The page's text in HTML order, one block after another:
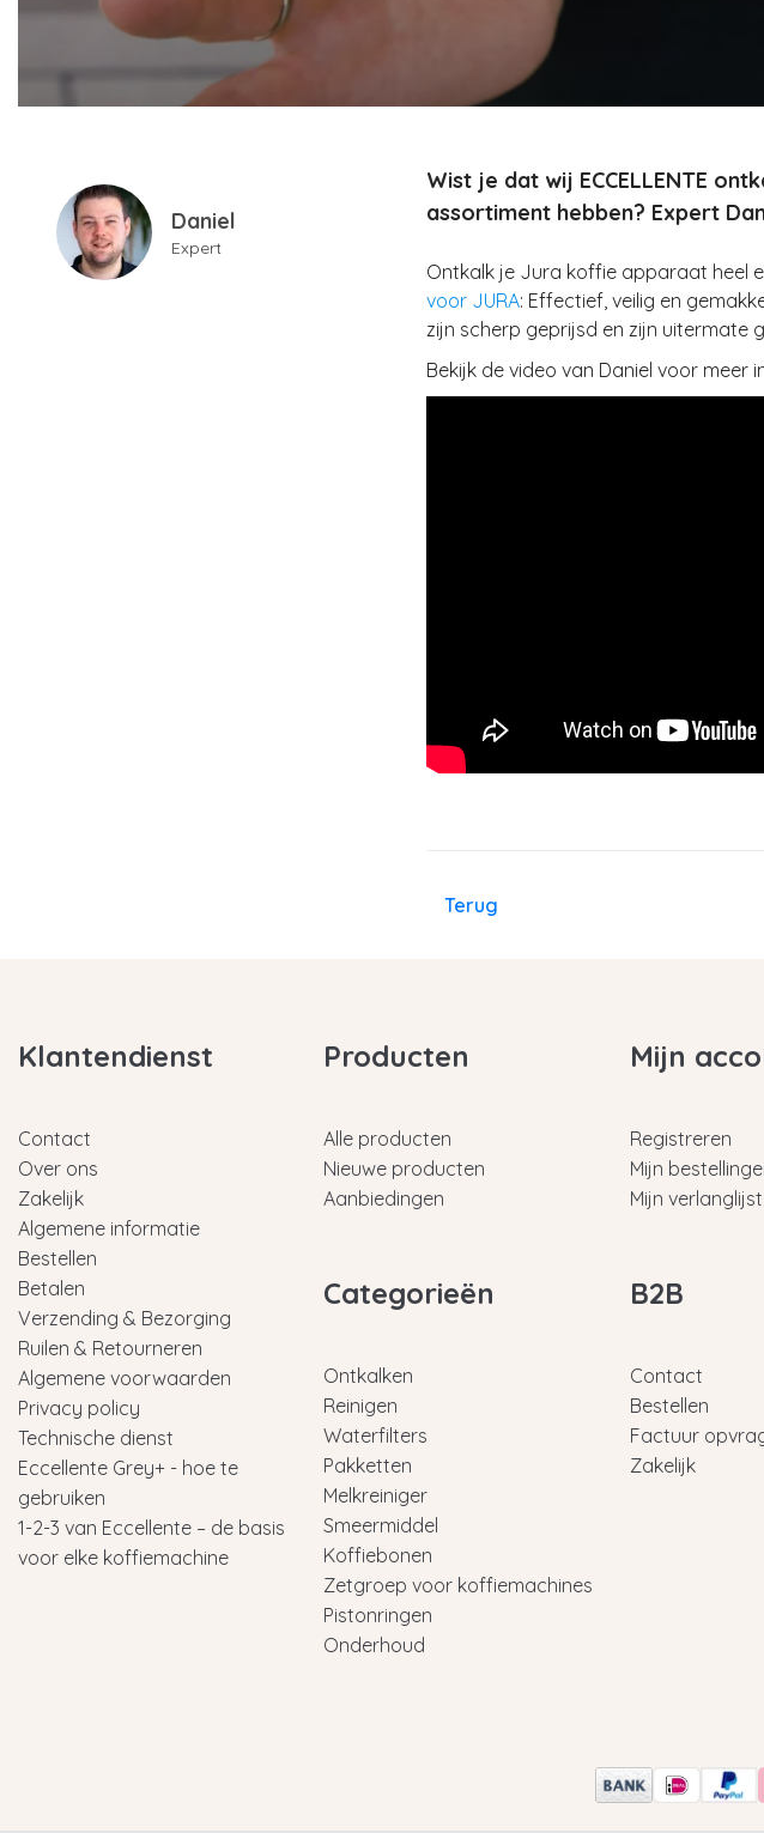
Daniel
Expert
Wist je dat wij ECCELLENTE
assortiment hebben? Expert
Ontkalk je Jura koffie apparaat heel
voor JURA: Effectief, veilig en
zijn scherp geprijsd en zijn uitermate
Bekijk de video van Daniel voor meer
Terug
Klantendienst
Contact
Over ons
Zakelijk
Algemene informatie
Bestellen
Betalen
Verzending & Bezorging
Ruilen & Retourneren
Algemene voorwaarden
Privacy policy
Technische dienst
Eccellente Grey+ - hoe te
gebruiken
1-2-3 van Eccellente – de basis
voor elke koffiemachine
Producten
Alle producten
Nieuwe producten
Aanbiedingen
Categorieën
Ontkalken
Reinigen
Waterfilters
Pakketten
Melkreiniger
Smeermiddel
Koffiebonen
Zetgroep voor koffiemachines
Pistonringen
Onderhoud
Mijn
Registreren
Mijn
Mijn verlanglijst
B2B
Contact
Bestellen
Factuur
Zakelijk